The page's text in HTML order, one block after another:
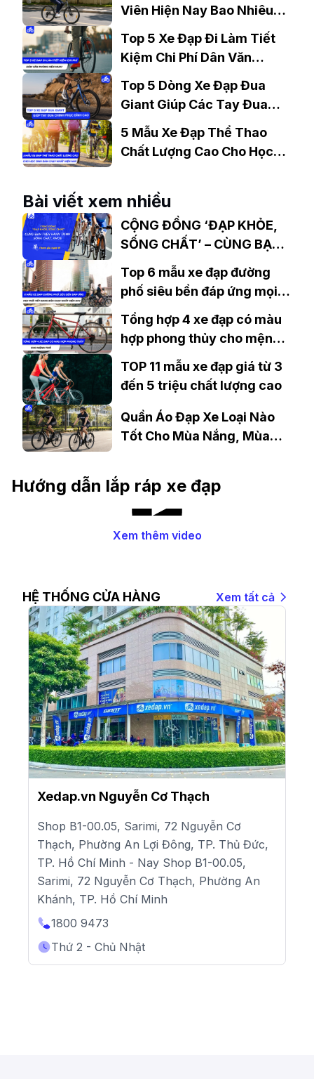
Viên Hiện Nay Bao Nhiêu?
Gợi Ý Mẫu Đáng Mua
Top 5 Xe Đạp Đi Làm Tiết
Kiệm Chi Phí Dân Văn
Phòng Nên Mua?
Top 5 Dòng Xe Đạp Đua
Giant Giúp Các Tay Đua
Chinh Phục Đỉnh Cao
5 Mẫu Xe Đạp Thể Thao
Chất Lượng Cao Cho Học
Bài viết xem nhiều
CỘNG ĐỒNG ‘ĐẠP KHỎE,
SỐNG CHẤT’ – CÙNG BẠN
TRÊN HÀNH TRÌNH SỐNG
CHẤT, KHỎE
Top 6 mẫu xe đạp đường
phố siêu bền đáp ứng mọi
thời tiết đang bán chạy nhất
hiện nay
Tổng hợp 4 xe đạp có màu
hợp phong thủy cho mệnh
TOP 11 mẫu xe đạp giá từ 3
đến 5 triệu chất lượng cao
Quần Áo Đạp Xe Loại Nào
Tốt Cho Mùa Nắng, Mùa
Hướng dẫn lắp ráp xe đạp
Xem thêm video
HỆ THỐNG CỬA HÀNG Xem tất cả
Xedap.vn Nguyễn Cơ Thạch
Shop B1-00.05, Sarimi, 72 Nguyễn Cơ
Thạch, Phường An Lợi Đông, TP. Thủ Đức,
TP. Hồ Chí Minh - Nay Shop B1-00.05,
Sarimi, 72 Nguyễn Cơ Thạch, Phường An
Khánh, TP. Hồ Chí Minh
1800 9473
Thứ 2 - Chủ Nhật